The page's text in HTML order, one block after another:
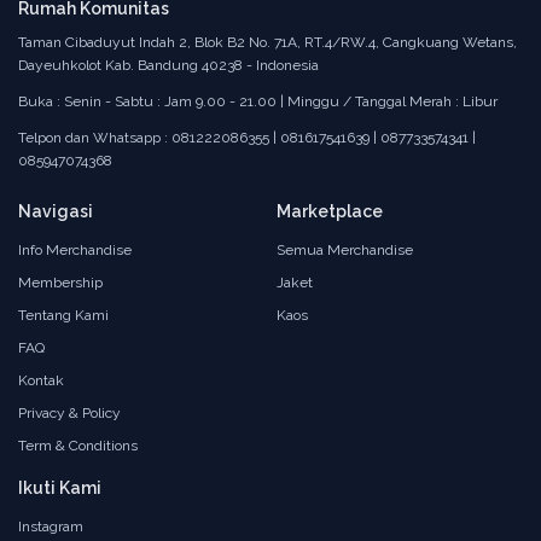
Rumah Komunitas
Taman Cibaduyut Indah 2, Blok B2 No. 71A, RT.4/RW.4, Cangkuang Wetans,
Dayeuhkolot Kab. Bandung 40238 - Indonesia
Buka : Senin - Sabtu : Jam 9.00 - 21.00 | Minggu / Tanggal Merah : Libur
Telpon dan Whatsapp : 081222086355 | 081617541639 | 087733574341 |
085947074368
Navigasi
Info Merchandise
Membership
Tentang Kami
FAQ
Kontak
Privacy & Policy
Term & Conditions
Marketplace
Semua Merchandise
Jaket
Kaos
Ikuti Kami
Instagram